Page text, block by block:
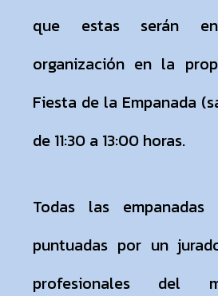
que estas serán
organización en la
Fiesta de la Empanada
de 11:30 a 13:00 horas.
Todas las empanadas
puntuadas por un
profesionales del